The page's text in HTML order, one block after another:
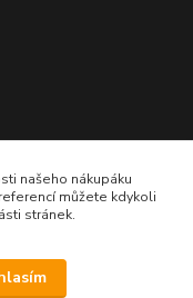
našeho nákupáku
můžete kdykoli
stránek.